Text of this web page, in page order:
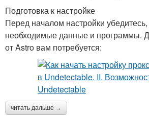
Подготовка к настройке
Перед началом настройки убедитесь,
необходимые данные и программы.
от Astro вам потребуется:
читать дальше →